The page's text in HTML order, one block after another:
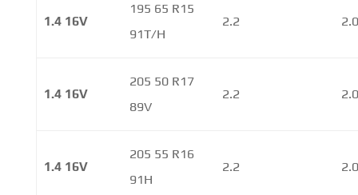
1.4 16V
195 65 R15
91T/H
2.2
1.4 16V
205 50 R17
89V
2.2
1.4 16V
205 55 R16
91H
2.2